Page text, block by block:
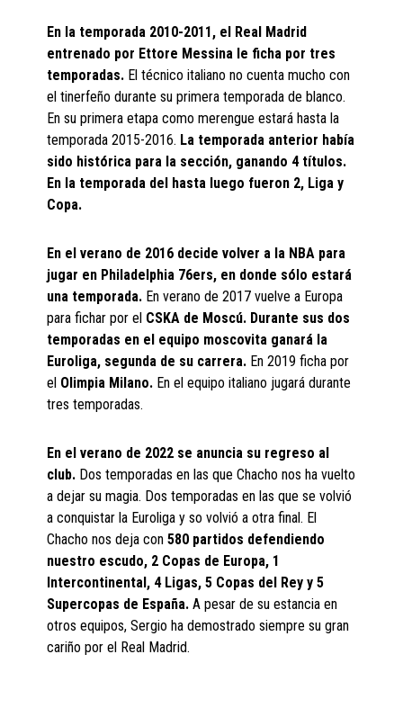
En la temporada 2010-2011, el Real Madrid
entrenado por Ettore Messina le ficha por tres
temporadas. El técnico italiano no cuenta mucho con
el tinerfeño durante su primera temporada de blanco.
En su primera etapa como merengue estará hasta la
temporada 2015-2016. La temporada anterior había
sido histórica para la sección, ganando 4 títulos.
En la temporada del hasta luego fueron 2, Liga y
Copa.
En el verano de 2016 decide volver a la NBA para
jugar en Philadelphia 76ers, en donde sólo estará
una temporada. En verano de 2017 vuelve a Europa
para fichar por el CSKA de Moscú. Durante sus dos
temporadas en el equipo moscovita ganará la
Euroliga, segunda de su carrera. En 2019 ficha por
el Olimpia Milano. En el equipo italiano jugará durante
tres temporadas.
En el verano de 2022 se anuncia su regreso al
club. Dos temporadas en las que Chacho nos ha vuelto
a dejar su magia. Dos temporadas en las que se volvió
a conquistar la Euroliga y so volvió a otra final. El
Chacho nos deja con580 partidos defendiendo
nuestro escudo, 2 Copas de Europa, 1
Intercontinental, 4 Ligas, 5 Copas del Rey y 5
Supercopas de España. A pesar de su estancia en
otros equipos, Sergio ha demostrado siempre su gran
cariño por el Real Madrid.